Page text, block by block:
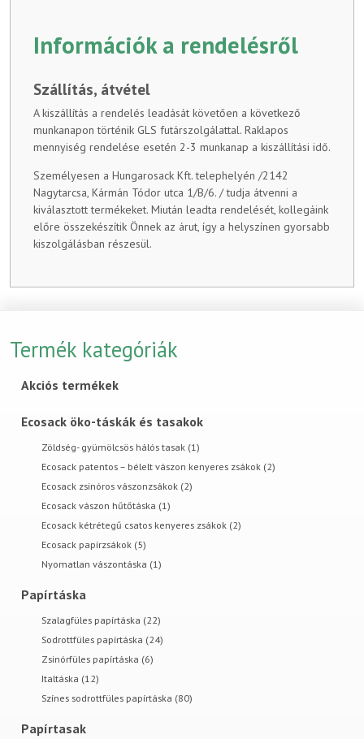
Információk a rendelésről
Szállítás, átvétel
A kiszállítás a rendelés leadását követően a következő
munkanapon történik GLS futárszolgálattal. Raklapos
mennyiség rendelése esetén 2-3 munkanap a kiszállítási idő.
Személyesen a Hungarosack Kft. telephelyén /2142
Nagytarcsa, Kármán Tódor utca 1/B/6. / tudja átvenni a
kiválasztott termékeket. Miután leadta rendelését, kollegáink
előre összekészítik Önnek az árut, így a helyszínen gyorsabb
kiszolgálásban részesül.
Termék kategóriák
Akciós termékek
Ecosack öko-táskák és tasakok
Zöldség- gyümölcsös hálós tasak (1)
Ecosack patentos – bélelt vászon kenyeres zsákok (2)
Ecosack zsinóros vászonzsákok (2)
Ecosack vászon hűtőtáska (1)
Ecosack kétrétegű csatos kenyeres zsákok (2)
Ecosack papírzsákok (5)
Nyomatlan vászontáska (1)
Papírtáska
Szalagfüles papírtáska (22)
Sodrottfüles papírtáska (24)
Zsinórfüles papírtáska (6)
Italtáska (12)
Színes sodrottfüles papírtáska (80)
Papírtasak